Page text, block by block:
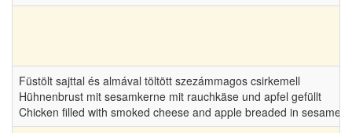
Füstölt sajttal és almával töltött szezámmagos csirkemell
Hühnenbrust mit sesamkerne mit rauchkäse und apfel gefüllt
Chicken filled with smoked cheese and apple breaded in sesame